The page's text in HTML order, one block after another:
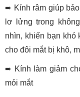
➨ Kính râm giúp
lơ lửng trong
nhìn, khiến bạn khó
cho đôi mắt bị khô,
➨ Kính làm giảm
mỏi mắt